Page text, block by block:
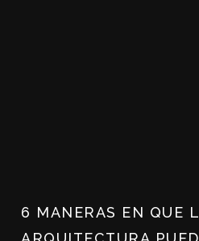
6 MANERAS EN QUE